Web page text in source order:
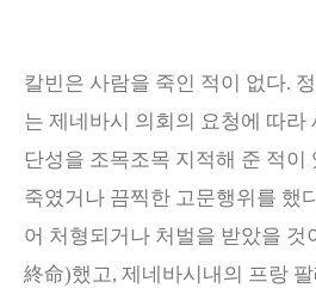
칼빈은 사람을 죽인 적이 없다.
는 제네바시 의회의 요청에 따라
단성을 조목조목 지적해 준 적이
죽였거나 끔찍한 고문행위를 했
어 처형되거나 처벌을 받았을 것
終命)했고, 제네바시내의 프랑